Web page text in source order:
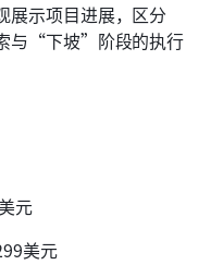
展示项目进展，区分
与“下坡”阶段的执行
元
美元